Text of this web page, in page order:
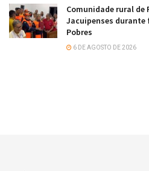
Comunidade rural de
Jacuipenses durante
Pobres
6 DE AGOSTO DE 2026